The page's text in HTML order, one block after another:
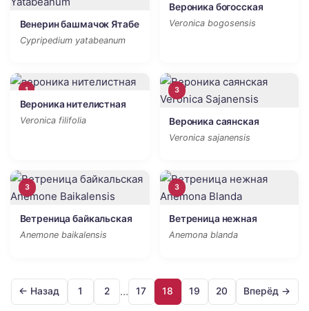
Венерин башмачок Ятабе
Cypripedium yatabeanum
Вероника богосская
Veronica bogosensis
1
Вероника нителистная
Veronica filifolia
3
Вероника саянская
Veronica sajanensis
3
Ветреница байкальская
Anemone baikalensis
3
Ветреница нежная
Anemona blanda
← Назад 1 2 … 17 18 19 20 Вперёд →